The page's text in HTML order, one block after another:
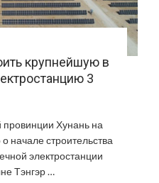
крупнейшую в
3
провинции Хунань на
начале строительства
электростанции
Тэнгэр …